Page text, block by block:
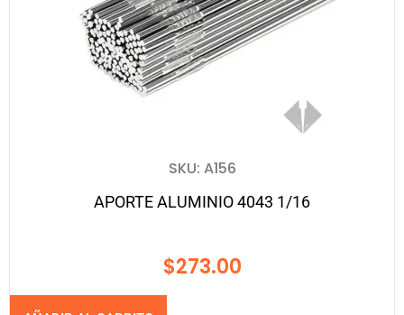
SKU: A156
APORTE ALUMINIO 4043 1/16
$273.00